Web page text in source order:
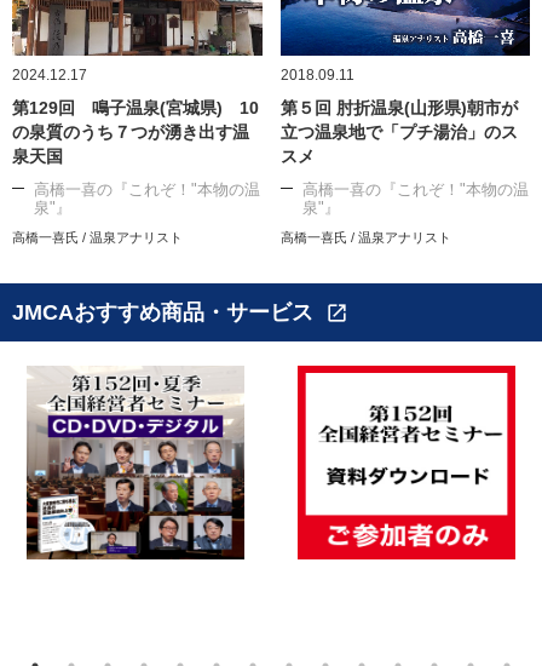
2024.12.17
第129回 鳴子温泉(宮城県) 10
の泉質のうち７つが湧き出す温
泉天国
高橋一喜の『これぞ！"本物の温
泉"』
高橋一喜氏 / 温泉アナリスト
2018.09.11
第５回 肘折温泉(山形県)朝市が
立つ温泉地で「プチ湯治」のス
スメ
高橋一喜の『これぞ！"本物の温
泉"』
高橋一喜氏 / 温泉アナリスト
JMCAおすすめ商品・サービス open_in_new